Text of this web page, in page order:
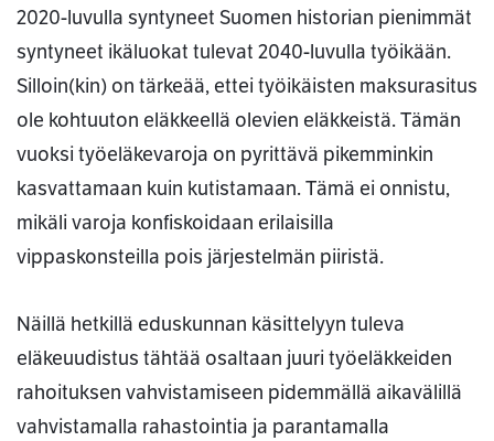
2020-luvulla syntyneet Suomen historian pienimmät
syntyneet ikäluokat tulevat 2040-luvulla työikään.
Silloin(kin) on tärkeää, ettei työikäisten maksurasitus
ole kohtuuton eläkkeellä olevien eläkkeistä. Tämän
vuoksi työeläkevaroja on pyrittävä pikemminkin
kasvattamaan kuin kutistamaan. Tämä ei onnistu,
mikäli varoja konfiskoidaan erilaisilla
vippaskonsteilla pois järjestelmän piiristä.
Näillä hetkillä eduskunnan käsittelyyn tuleva
eläkeuudistus tähtää osaltaan juuri työeläkkeiden
rahoituksen vahvistamiseen pidemmällä aikavälillä
vahvistamalla rahastointia ja parantamalla